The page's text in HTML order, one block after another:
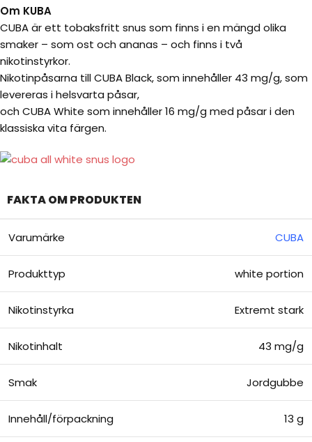
Om KUBA
CUBA är ett tobaksfritt snus som finns i en mängd olika
smaker – som ost och ananas – och finns i två
nikotinstyrkor.
Nikotinpåsarna till CUBA Black, som innehåller 43 mg/g, som
levereras i helsvarta påsar,
och CUBA White som innehåller 16 mg/g med påsar i den
klassiska vita färgen.
FAKTA OM PRODUKTEN
Varumärke CUBA
Produkttyp white portion
Nikotinstyrka Extremt stark
Nikotinhalt 43 mg/g
Smak Jordgubbe
Innehåll/förpackning 13 g